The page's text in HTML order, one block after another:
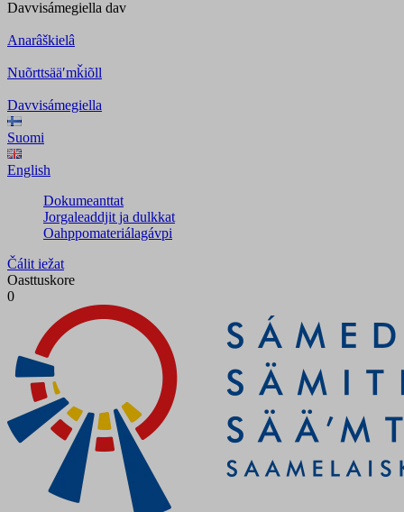
Davvisámegiella dav
Anarâškielâ
Nuõrttsääʹmǩiõll
Davvisámegiella
Suomi
English
Dokumeanttat
Jorgaleaddjit ja dulkkat
Oahppomateriálagávpi
Čálit iežat
Oasttuskore
0